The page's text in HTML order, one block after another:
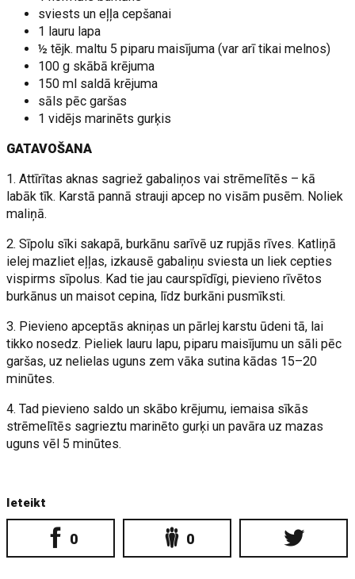
sviests un eļļa cepšanai
1 lauru lapa
½ tējk. maltu 5 piparu maisījuma (var arī tikai melnos)
100 g skābā krējuma
150 ml saldā krējuma
sāls pēc garšas
1 vidējs marinēts gurķis
GATAVOŠANA
1. Attīrītas aknas sagriež gabaliņos vai strēmelītēs – kā
labāk tīk. Karstā pannā strauji apcep no visām pusēm. Noliek
maliņā.
2. Sīpolu sīki sakapā, burkānu sarīvē uz rupjās rīves. Katliņā
ielej mazliet eļļas, izkausē gabaliņu sviesta un liek cepties
vispirms sīpolus. Kad tie jau caurspīdīgi, pievieno rīvētos
burkānus un maisot cepina, līdz burkāni pusmīksti.
3. Pievieno apceptās akniņas un pārlej karstu ūdeni tā, lai
tikko nosedz. Pieliek lauru lapu, piparu maisījumu un sāli pēc
garšas, uz nelielas uguns zem vāka sutina kādas 15–20
minūtes.
4. Tad pievieno saldo un skābo krējumu, iemaisa sīkās
strēmelītēs sagrieztu marinēto gurķi un pavāra uz mazas
uguns vēl 5 minūtes.
Ieteikt
0 0